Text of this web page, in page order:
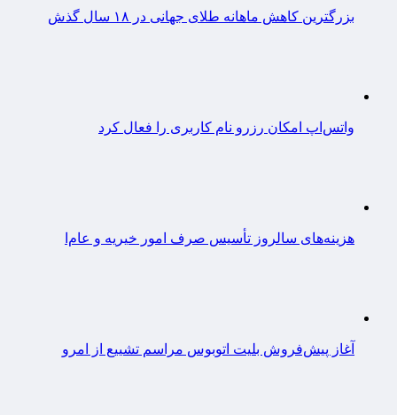
بزرگترین کاهش ماهانه طلای جهانی در ۱۸ سال گذش
واتس‌اپ امکان رزرو نام کاربری را فعال کرد
هزینه‌های سالروز تأسیس صرف امور خیریه و عام‌ا
آغاز پیش‌فروش بلیت اتوبوس مراسم تشییع از امرو